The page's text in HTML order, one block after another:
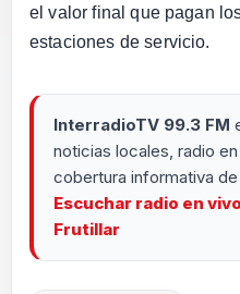
el valor final que pagan
estaciones de servicio.
InterradioTV 99.3 FM
noticias locales, radio
cobertura informativa
Escuchar radio en vivo
Frutillar